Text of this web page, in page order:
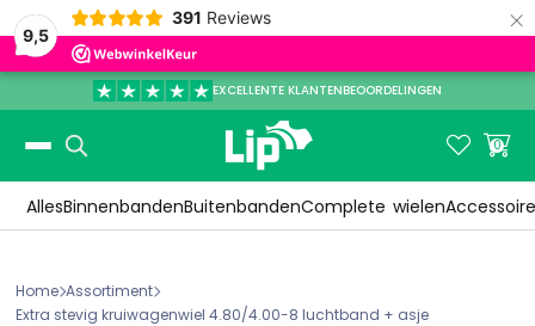
9,5
391 Reviews ×
EXCELLENTE KLANTENBEOORDELINGEN
Slide 3 of 3.
 
0
AllesBinnenbandenBuitenbandenComplete wielen
HomeAssortiment
Extra stevig kruiwagenwiel 4.80/4.00-8 luchtband + asje